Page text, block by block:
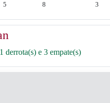
5 8 3
derrota(s) e 3 empate(s)